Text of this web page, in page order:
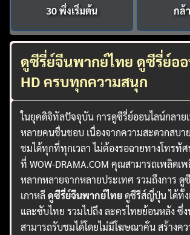
30 พึ่งเริ่มต้น กล้
ดูซีรี่ย์จีนพากย์ไทย ดูซีรี่ย์อ
HD ครบทุกความสนุก
ในยุคดิจิทัลปัจจุบัน การดูซีรี่ย์ออนไลน์กลาย
หลายคนชื่นชอบ เนื่องจากความสะดวกสบา
ชมได้ทุกที่ทุกเวลา ไม่ต้องรอฉายทางโทรทั
ที่ WOW-DRAMA.COM คุณสามารถเพลิดเ
หลากหลายจากหลายประเทศ รวมถึงการ ดู
เกาหลีดูซีรี่ย์จีนพากย์ไทยดูซีรีส์ญี่ปุ่น ได้ทั้
และซับไทย รวมไปถึง ละครไทยย้อนหลัง ซึ่
สามารถรับชมได้โดยไม่มีโฆษณาคั่น สร้างค